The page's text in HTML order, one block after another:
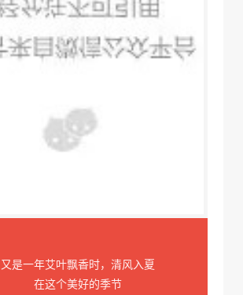
又是一年艾叶飘香时，清风入夏
在这个美好的季节